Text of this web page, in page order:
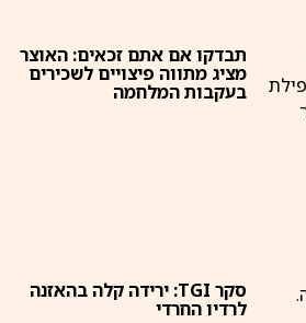
תבדקו אם אתם זכאים: האוצר
מציג מתווה פיצויים לשכירים
בעקבות המלחמה
סקר TGI: ירידה קלה בהאזנה
לרדיו החרדי